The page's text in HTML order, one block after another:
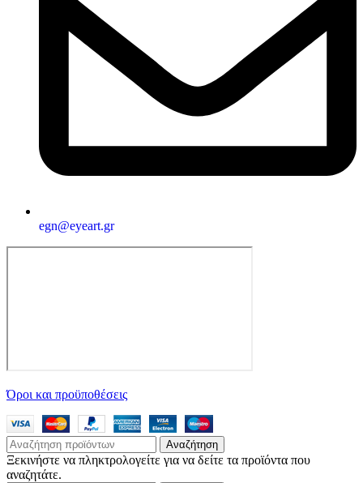
egn@eyeart.gr
Όροι και προϋποθέσεις
Αναζήτηση
Ξεκινήστε να πληκτρολογείτε για να δείτε τα προϊόντα που
αναζητάτε.